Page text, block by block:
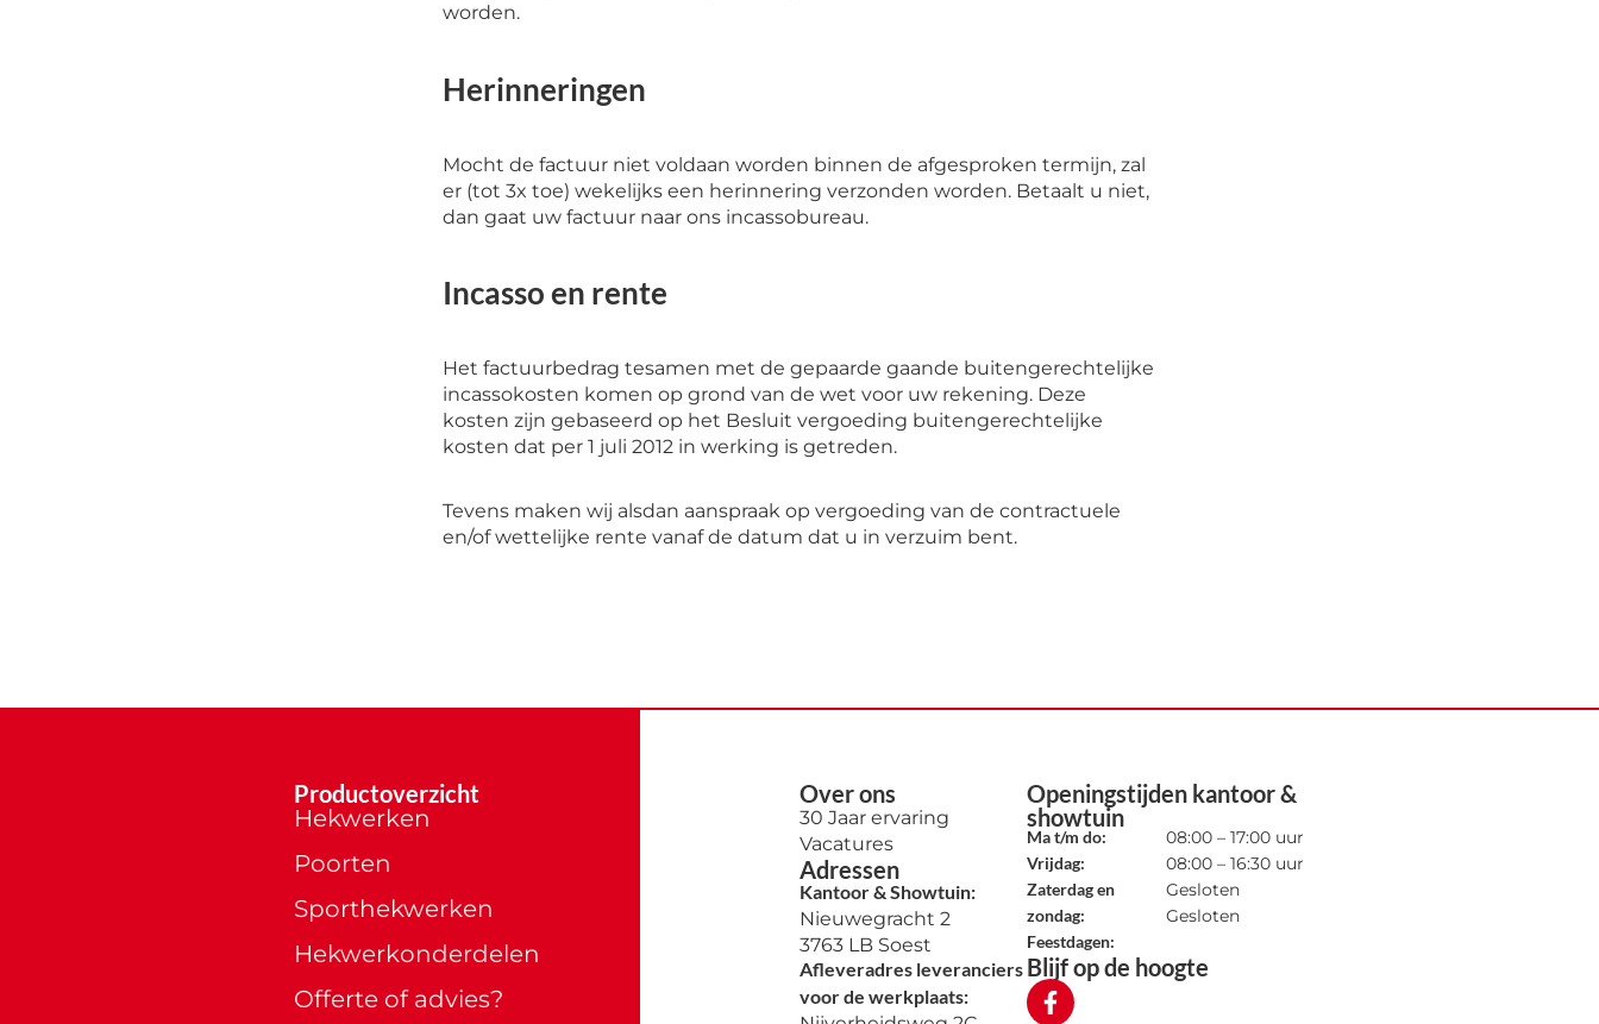
worden.
Herinneringen
Mocht de factuur niet voldaan worden binnen de afgesproken termijn, zal
er (tot 3x toe) wekelijks een herinnering verzonden worden. Betaalt u niet,
dan gaat uw factuur naar ons incassobureau.
Incasso en rente
Het factuurbedrag tesamen met de gepaarde gaande buitengerechtelijke
incassokosten komen op grond van de wet voor uw rekening. Deze
kosten zijn gebaseerd op het Besluit vergoeding buitengerechtelijke
kosten dat per 1 juli 2012 in werking is getreden.
Tevens maken wij alsdan aanspraak op vergoeding van de contractuele
en/of wettelijke rente vanaf de datum dat u in verzuim bent.
Productoverzicht
Hekwerken
Poorten
Sporthekwerken
Hekwerkonderdelen
Offerte of advies?
Over ons
30 Jaar ervaring
Vacatures
Adressen
Kantoor & Showtuin:
Nieuwegracht 2
3763 LB Soest
Afleveradres leveranciers
voor de werkplaats:
Openingstijden kantoor &
showtuin
Ma t/m do:
Vrijdag:
Zaterdag en
zondag:
Feestdagen:
08:00 – 17:00 uur
08:00 – 16:30 uur
Gesloten
Gesloten
Blijf op de hoogte